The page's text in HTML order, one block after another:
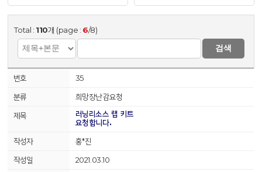
Total : 110개 (page : 6/8)
검색
35
희망장난감요청
러닝리소스 랩 키트
요청합니다.
홍*진
2021.03.10